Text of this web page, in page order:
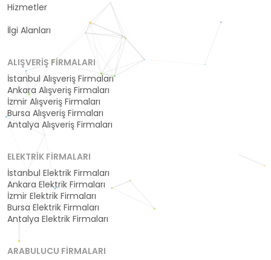
Hizmetler
İlgi Alanları
ALIŞVERIŞ FIRMALARI
İstanbul Alışveriş Firmaları
Ankara Alışveriş Firmaları
İzmir Alışveriş Firmaları
Bursa Alışveriş Firmaları
Antalya Alışveriş Firmaları
ELEKTRIK FIRMALARI
İstanbul Elektrik Firmaları
Ankara Elektrik Firmaları
İzmir Elektrik Firmaları
Bursa Elektrik Firmaları
Antalya Elektrik Firmaları
ARABULUCU FIRMALARI